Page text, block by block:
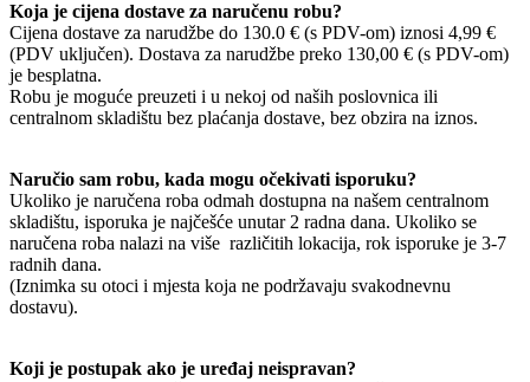
Koja je cijena dostave za naručenu robu?
Cijena dostave za narudžbe do 130.0 € (s PDV-om) iznosi 4,99 €
(PDV uključen). Dostava za narudžbe preko 130,00 € (s PDV-om)
je besplatna.
Robu je moguće preuzeti i u nekoj od naših poslovnica ili
centralnom skladištu bez plaćanja dostave, bez obzira na iznos.
Naručio sam robu, kada mogu očekivati isporuku?
Ukoliko je naručena roba odmah dostupna na našem centralnom
skladištu, isporuka je najčešće unutar 2 radna dana. Ukoliko se
naručena roba nalazi na više različitih lokacija, rok isporuke je 3-7
radnih dana.
(Iznimka su otoci i mjesta koja ne podržavaju svakodnevnu
dostavu).
Koji je postupak ako je uređaj neispravan?